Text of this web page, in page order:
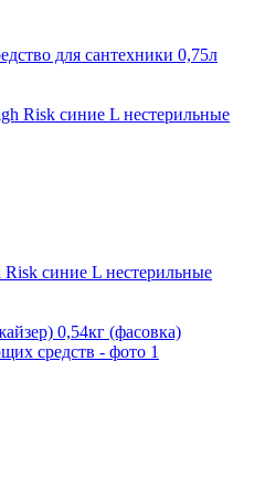
для сантехники 0,75л
синие L нестерильные